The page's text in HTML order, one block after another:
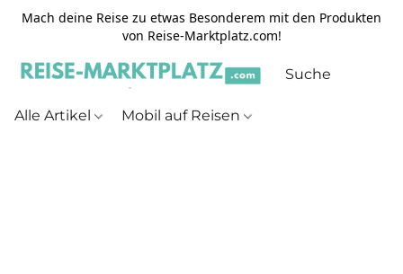
Mach deine Reise zu etwas Besonderem mit den Produkten
von Reise-Marktplatz.com!
Alle Artikel Mobil auf Reisen